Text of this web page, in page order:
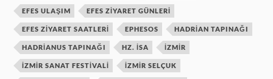
EFES ULAŞIM EFES ZIYARET GÜNLERI
EFES ZIYARET SAATLERI EPHESOS HADRIAN TAPINAĞI
HADRIANUS TAPINAĞI HZ. ISA IZMIR
IZMIR SANAT FESTIVALI IZMIR SELÇUK